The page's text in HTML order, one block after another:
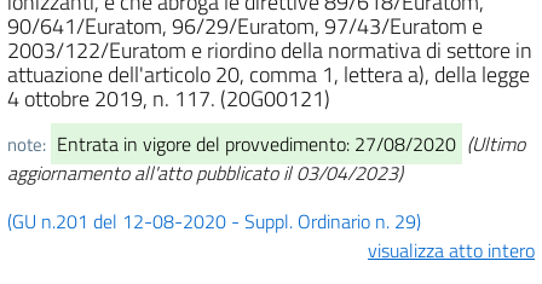
90/641/Euratom, 96/29/Euratom, 97/43/Euratom e
2003/122/Euratom e riordino della normativa di settore in
attuazione dell'articolo 20, comma 1, lettera a), della legge
4 ottobre 2019, n. 117. (20G00121)
note: Entrata in vigore del provvedimento: 27/08/2020 (Ultimo
aggiornamento all'atto pubblicato il 03/04/2023)
(GU n.201 del 12-08-2020 - Suppl. Ordinario n. 29)
visualizza atto intero